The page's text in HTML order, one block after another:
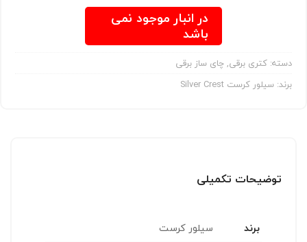
در انبار موجود نمی
باشد
دسته: کتری برقی,چای ساز برقی
برند: سیلور کرست Silver Crest
توضیحات تکمیلی
برند
سیلور کرست